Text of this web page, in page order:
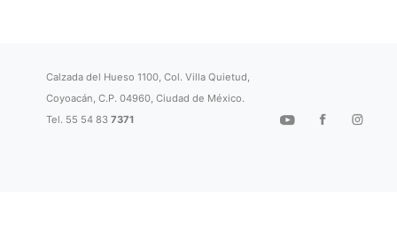
Calzada del Hueso 1100, Col. Villa Quietud,
Coyoacán, C.P. 04960, Ciudad de México.
Tel. 55 54 837371